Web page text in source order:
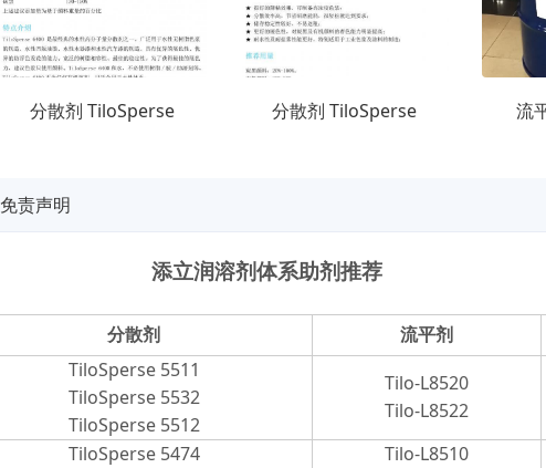
分散剂 TiloSperse 分散剂 TiloSperse 流
免责声明
添立润溶剂体系助剂推荐
分散剂 流平剂
TiloSperse 5511
TiloSperse 5532
TiloSperse 5512
Tilo-L8520
Tilo-L8522
TiloSperse 5474
Tilo-L8510